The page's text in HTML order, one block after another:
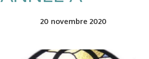
20 novembre 2020